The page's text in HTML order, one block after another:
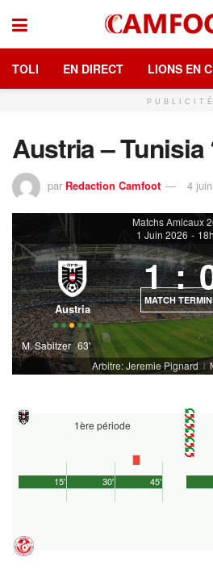
TOLI EN DIRECT LIONS EN
PUBLICITÉ
Austria – Tunisia
par Redaction Camfoot 4
Matchs Amicaux
1 Juin 2026 -
Austria
1 :
MATCH
M. Sabitzer 63'
Arbitre: Jeremie Pignard |
1ère période
45'
15' 30'